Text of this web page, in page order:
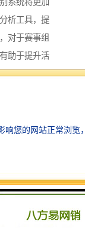
系统将更加
析工具，提
对于赛事组
助于提升活
等）采
将其转化为
和可用性。